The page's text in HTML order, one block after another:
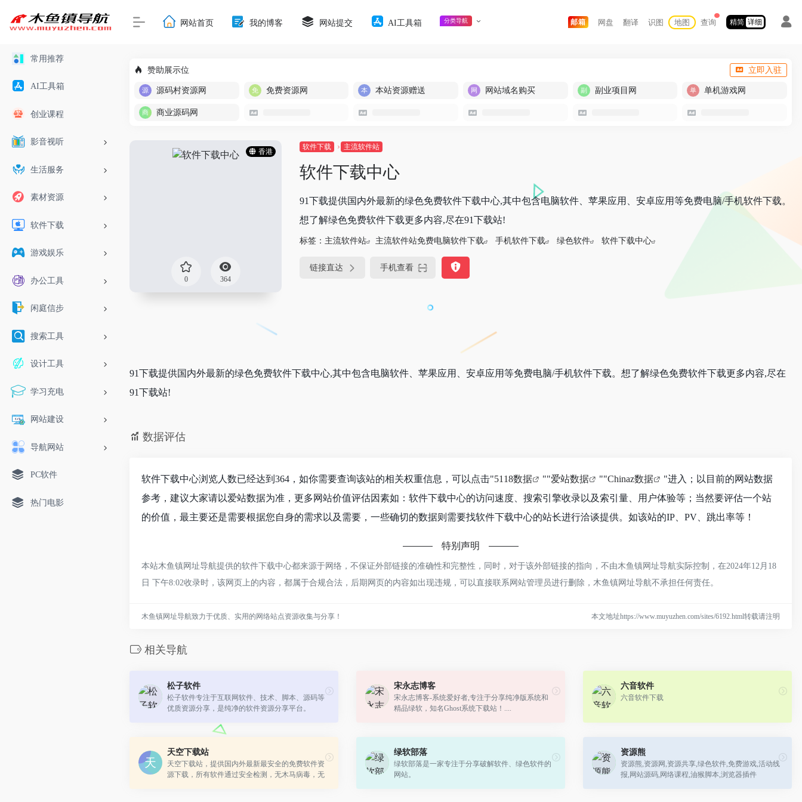
常用推荐
AI工具箱
创业课程
影音视听
生活服务
素材资源
软件下载
游戏娱乐
办公工具
闲庭信步
搜索工具
设计工具
学习充电
网站建设
导航网站
PC软件
热门电影
网站首页 我的博客 网站提交 AI工具箱 分类导航 邮箱 网盘 翻译 识图 地图 查询 精简 详细
赞助展示位 立即入驻
源码村资源网 免费资源网 本站资源赠送 网站域名购买 副业项目网 单机游戏网
商业源码网
香港
0 364
软件下载 主流软件站
软件下载中心
91下载提供国内外最新的绿色免费软件下载中心,其中包含电脑软件、苹果应用、安卓应用等免费电脑/手机软件下载。
想了解绿色免费软件下载更多内容,尽在91下载站!
标签： 主流软件站 主流软件站免费电脑软件下载 手机软件下载 绿色软件 软件下载中心
链接直达 手机查看
91下载提供国内外最新的绿色免费软件下载中心,其中包含电脑软件、苹果应用、安卓应用等免费电脑/手机软件下载。想了解绿色免费软件下载更多内容,尽在
91下载站!
数据评估
软件下载中心浏览人数已经达到364，如你需要查询该站的相关权重信息，可以点击"5118数据 ""爱站数据 ""Chinaz数据
"进入；以目前的网站数据
参考，建议大家请以爱站数据为准，更多网站价值评估因素如：软件下载中心的访问速度、搜索引擎收录以及索引量、用户体验等；当然要评估一个站
的价值，最主要还是需要根据您自身的需求以及需要，一些确切的数据则需要找软件下载中心的站长进行洽谈提供。如该站的IP、PV、跳出率等！
特别声明
本站木鱼镇网址导航提供的软件下载中心都来源于网络，不保证外部链接的准确性和完整性，同时，对于该外部链接的指向，不由木鱼镇网址导航实际控制，在2024年12月18
日 下午8:02收录时，该网页上的内容，都属于合规合法，后期网页的内容如出现违规，可以直接联系网站管理员进行删除，木鱼镇网址导航不承担任何责任。
木鱼镇网址导航致力于优质、实用的网络站点资源收集与分享！ 本文地址https://www.muyuzhen.com/sites/6192.html转载请注明
相关导航
松子软件
松子软件专注于互联网软件、技术、脚本、源码等
优质资源分享，是纯净的软件资源分享平台。
宋永志博客
宋永志博客-系统爱好者,专注于分享纯净版系统和
精品绿软，知名Ghost系统下载站！....
六音软件
六音软件下载
天空下载站
天空下载站，提供国内外最新最安全的免费软件资
源下载，所有软件通过安全检测，无木马病毒，无
绿软部落
绿软部落是一家专注于分享破解软件、绿色软件的
网站。
资源熊
资源熊,资源网,资源共享,绿色软件,免费游戏,活动线
报,网站源码,网络课程,油猴脚本,浏览器插件